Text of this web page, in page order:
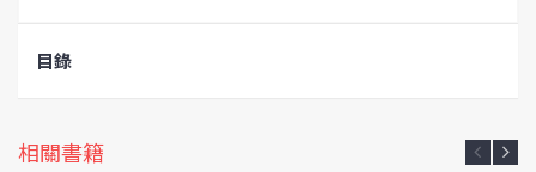
目錄
相關書籍